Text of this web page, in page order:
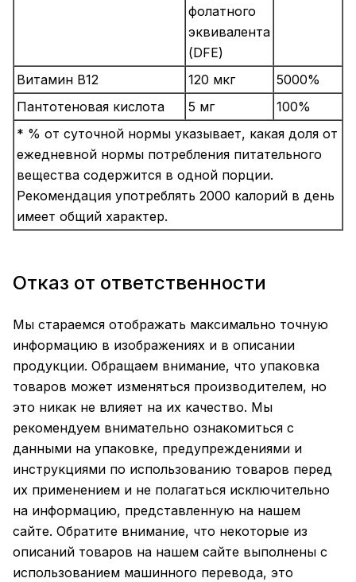
фолатного
эквивалента
(DFE)
Витамин B12 120 мкг
5000%
Пантотеновая кислота
5 мг
100%
* % от суточной нормы указывает, какая доля от
ежедневной нормы потребления питательного
вещества содержится в одной порции.
Рекомендация употреблять 2000 калорий в день
имеет общий характер.
Отказ от ответственности
Мы стараемся отображать максимально точную
информацию в изображениях и в описании
продукции. Обращаем внимание, что упаковка
товаров может изменяться производителем, но
это никак не влияет на их качество. Мы
рекомендуем внимательно ознакомиться с
данными на упаковке, предупреждениями и
инструкциями по использованию товаров перед
их применением и не полагаться исключительно
на информацию, представленную на нашем
сайте. Обратите внимание, что некоторые из
описаний товаров на нашем сайте выполнены с
использованием машинного перевода, это